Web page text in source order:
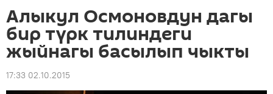
Алыкул Осмоновдун дагы
бир түрк тилиндеги
жыйнагы басылып чыкты
17:33 02.10.2015